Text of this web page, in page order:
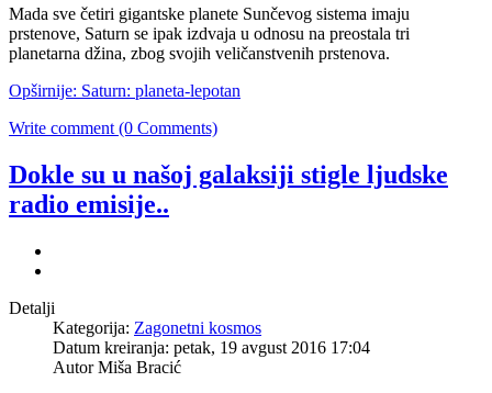
Mada sve četiri gigantske planete Sunčevog sistema imaju
prstenove, Saturn se ipak izdvaja u odnosu na preostala tri
planetarna džina, zbog svojih veličanstvenih prstenova.
Opširnije: Saturn: planeta-lepotan
Write comment (0 Comments)
Dokle su u našoj galaksiji stigle ljudske
radio emisije..
Detalji
Kategorija: Zagonetni kosmos
Datum kreiranja: petak, 19 avgust 2016 17:04
Autor Miša Bracić